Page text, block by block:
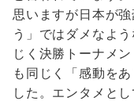
思いますが日本が
う」ではダメなよ
じく決勝トーナメ
も同じく「感動を
した。エンタメと